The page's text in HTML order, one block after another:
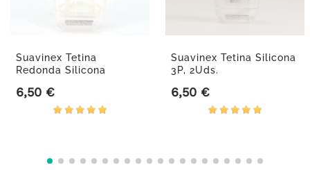
Suavinex Tetina
Redonda Silicona
Precio
6,50 €
Suavinex Tetina Silicona
3P, 2Uds.
Precio
6,50 €